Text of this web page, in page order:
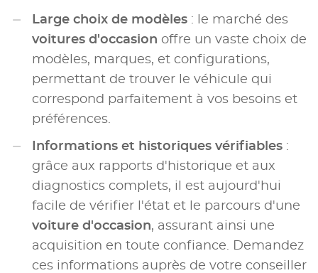
Large choix de modèles : le marché des
voitures d'occasion offre un vaste choix de
modèles, marques, et configurations,
permettant de trouver le véhicule qui
correspond parfaitement à vos besoins et
préférences.
Informations et historiques vérifiables :
grâce aux rapports d'historique et aux
diagnostics complets, il est aujourd'hui
facile de vérifier l'état et le parcours d'une
voiture d'occasion, assurant ainsi une
acquisition en toute confiance. Demandez
ces informations auprès de votre conseiller